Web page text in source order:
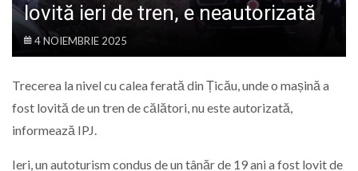
lovită ieri de tren, e neautorizată
4 NOIEMBRIE 2025
Trecerea la nivel cu calea ferată din Țicău, unde o mașină a
fost lovită de un tren de călători, nu este autorizată,
informează IPJ.
Ieri, un autoturism condus de un tânăr de 19 ani a fost lovit de